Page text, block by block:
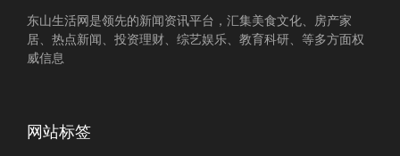
东山生活网是领先的新闻资讯平台，汇集美食文化、房产家
居、热点新闻、投资理财、综艺娱乐、教育科研、等多方面权
威信息
网站标签